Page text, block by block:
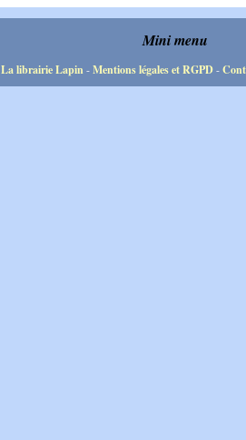
Mini menu
La librairie Lapin-Mentions légales et RGPD-